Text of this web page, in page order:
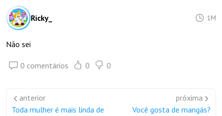
Ricky_ 1M
Não sei
0 comentários 0 0
anterior
Toda mulher é mais linda de
próxima
Você gosta de mangás?